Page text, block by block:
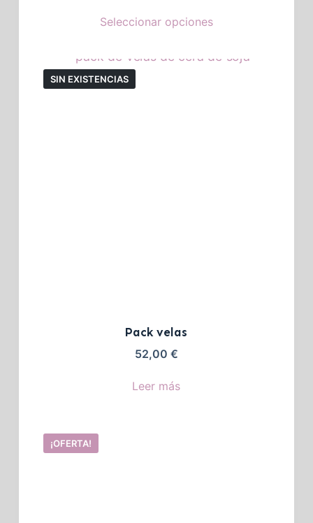
Seleccionar opciones
SIN EXISTENCIAS
Pack velas
52,00 €
Leer más
¡OFERTA!